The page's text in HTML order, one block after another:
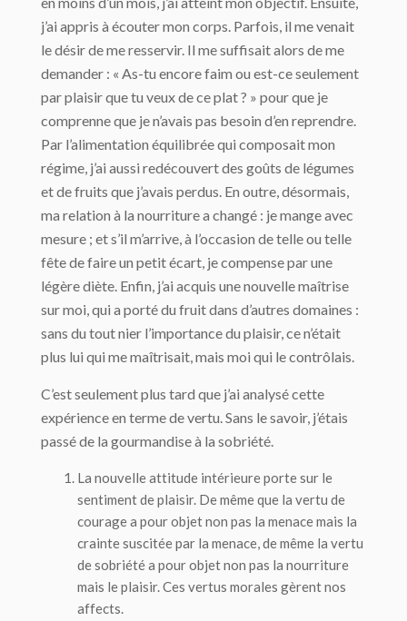
j’ai appris à écouter mon corps. Parfois, il me venait
le désir de me resservir. Il me suffisait alors de me
demander : « As-tu encore faim ou est-ce seulement
par plaisir que tu veux de ce plat ? » pour que je
comprenne que je n’avais pas besoin d’en reprendre.
Par l’alimentation équilibrée qui composait mon
régime, j’ai aussi redécouvert des goûts de légumes
et de fruits que j’avais perdus. En outre, désormais,
ma relation à la nourriture a changé : je mange avec
mesure ; et s’il m’arrive, à l’occasion de telle ou telle
fête de faire un petit écart, je compense par une
légère diète. Enfin, j’ai acquis une nouvelle maîtrise
sur moi, qui a porté du fruit dans d’autres domaines :
sans du tout nier l’importance du plaisir, ce n’était
plus lui qui me maîtrisait, mais moi qui le contrôlais.
C’est seulement plus tard que j’ai analysé cette
expérience en terme de vertu. Sans le savoir, j’étais
passé de la gourmandise à la sobriété.
La nouvelle attitude intérieure porte sur le
sentiment de plaisir. De même que la vertu de
courage a pour objet non pas la menace mais la
crainte suscitée par la menace, de même la vertu
de sobriété a pour objet non pas la nourriture
mais le plaisir. Ces vertus morales gèrent nos
affects.